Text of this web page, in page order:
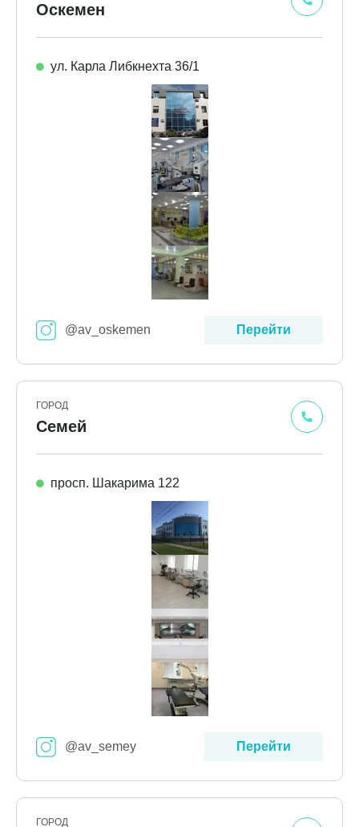
Оскемен
ул. Карла Либкнехта 36/1
@av_oskemen Перейти
ГОРОД
Семей
просп. Шакарима 122
@av_semey Перейти
ГОРОД